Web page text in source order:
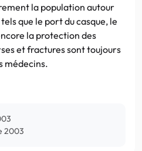
la population autour
que le port du casque, le
la protection des
et fractures sont toujours
médecins.
2003